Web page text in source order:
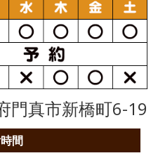
門真市新橋町6-19
間